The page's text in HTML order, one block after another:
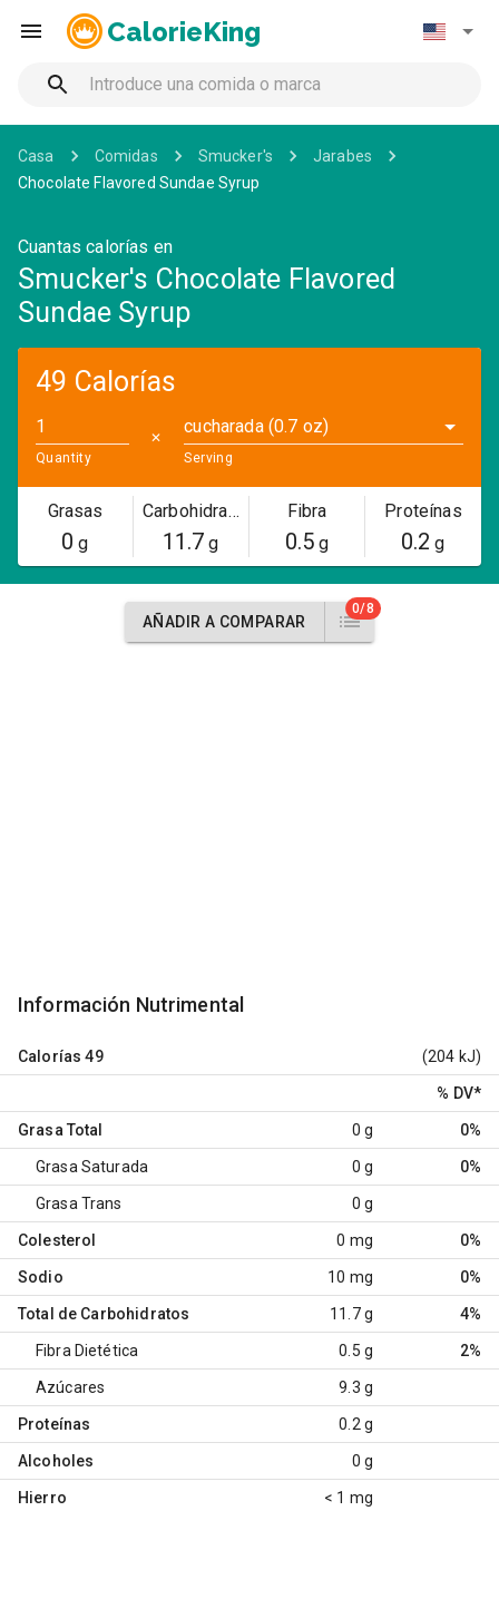
CalorieKing
Casa Comidas Smucker's
Jarabes
Chocolate Flavored Sundae Syrup
Cuantas calorías en
Smucker's Chocolate Flavored
Sundae Syrup
49 Calorías
Quantity
✕
cucharada (0.7 oz)
Serving
Grasas
0 g
Carbohidratos
11.7 g
Fibra
0.5g
Proteínas
0.2 g
AÑADIR A COMPARAR
0/8
Información Nutrimental
Calorías 49 (204 kJ)
% DV*
Grasa Total 0 g 0%
Grasa Saturada 0 g 0%
Grasa Trans 0 g
Colesterol 0 mg 0%
Sodio 10 mg 0%
Total de Carbohidratos 11.7 g 4%
Fibra Dietética 0.5 g 2%
Azúcares 9.3 g
Proteínas 0.2 g
Alcoholes 0 g
Hierro < 1 mg